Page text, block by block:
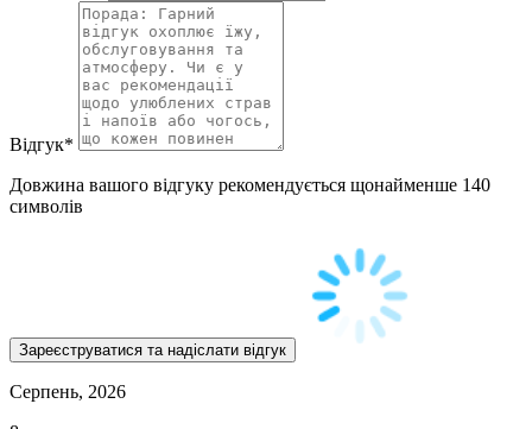
Відгук*
Довжина вашого відгуку рекомендується щонайменше 140
символів
Серпень, 2026